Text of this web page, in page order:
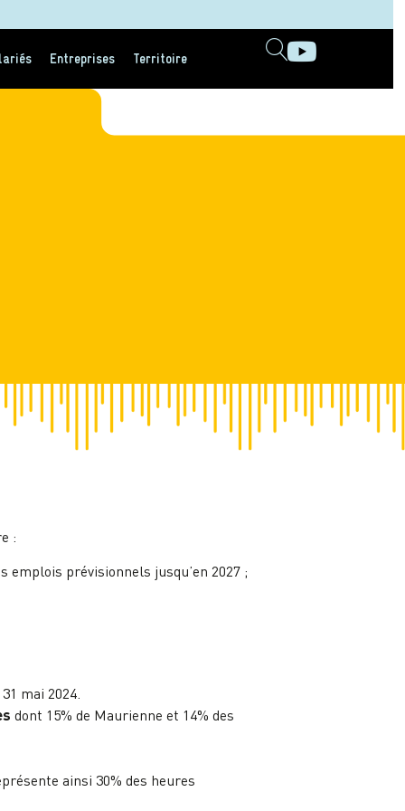
Entreprises Territoire
:
prévisionnels jusqu’en 2027 ;
mai 2024.
dont 15% de Maurienne et 14% des
ainsi 30% des heures